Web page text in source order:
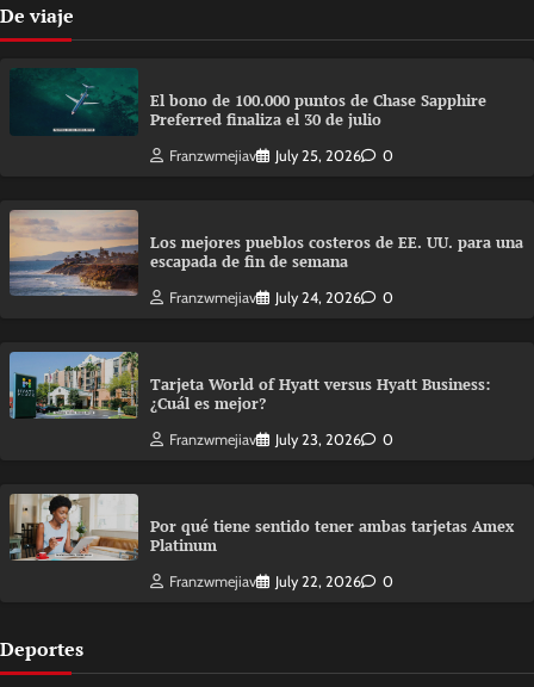
De viaje
El bono de 100.000 puntos de Chase Sapphire
Preferred finaliza el 30 de julio
Franzwmejiav July 25, 2026 0
Los mejores pueblos costeros de EE. UU. para una
escapada de fin de semana
Franzwmejiav July 24, 2026 0
Tarjeta World of Hyatt versus Hyatt Business:
¿Cuál es mejor?
Franzwmejiav July 23, 2026 0
Por qué tiene sentido tener ambas tarjetas Amex
Platinum
Franzwmejiav July 22, 2026 0
Deportes